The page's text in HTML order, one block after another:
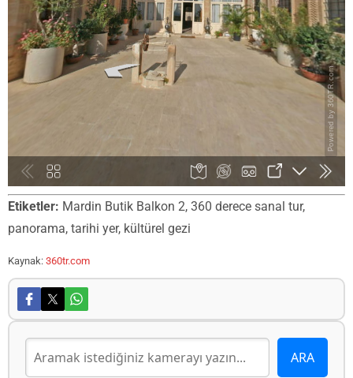
Etiketler: Mardin Butik Balkon 2, 360 derece sanal tur,
panorama, tarihi yer, kültürel gezi
Kaynak: 360tr.com